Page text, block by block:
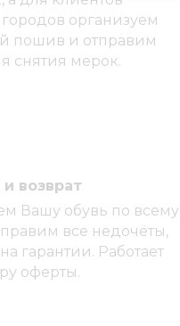
возврат
организуем
пошив и отправим
снятия мерок.
Вашу обувь по всему
все недочёты,
гарантии. Работает
оферты.